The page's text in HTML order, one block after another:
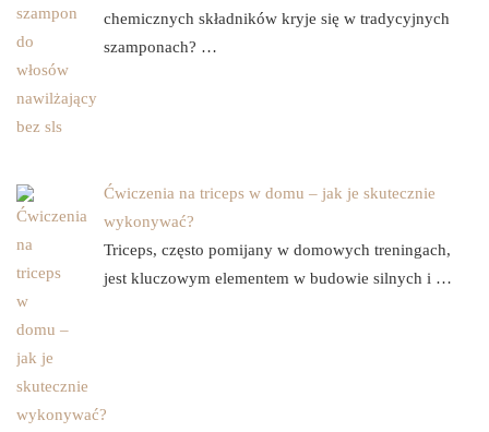
chemicznych składników kryje się w tradycyjnych
szamponach? …
Ćwiczenia na triceps w domu – jak je skutecznie
wykonywać?
Triceps, często pomijany w domowych treningach,
jest kluczowym elementem w budowie silnych i …